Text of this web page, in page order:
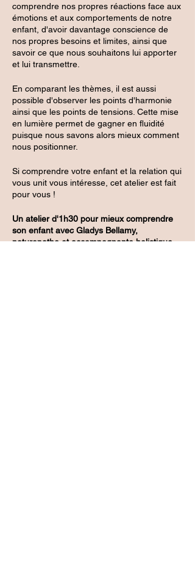
comprendre nos propres réactions face aux
émotions et aux comportements de notre
enfant, d'avoir davantage conscience de
nos propres besoins et limites, ainsi que
savoir ce que nous souhaitons lui apporter
et lui transmettre.
En comparant les thèmes, il est aussi
possible d'observer les points d'harmonie
ainsi que les points de tensions. Cette mise
en lumière permet de gagner en fluidité
puisque nous savons alors mieux comment
nous positionner.
Si comprendre votre enfant et la relation qui
vous unit vous intéresse, cet atelier est fait
pour vous !
Un atelier d'1h30 pour mieux comprendre
son enfant avec Gladys Bellamy,
naturopathe et accompagnante holistique.